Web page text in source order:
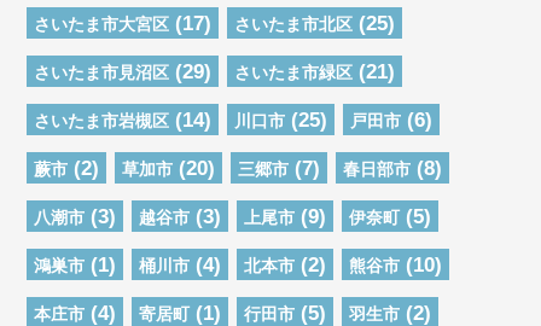
さいたま市大宮区 (17) さいたま市北区 (25)
さいたま市見沼区 (29) さいたま市緑区 (21)
さいたま市岩槻区 (14) 川口市 (25) 戸田市 (6)
蕨市 (2) 草加市 (20) 三郷市 (7) 春日部市 (8)
八潮市 (3) 越谷市 (3) 上尾市 (9) 伊奈町 (5)
鴻巣市 (1) 桶川市 (4) 北本市 (2) 熊谷市 (10)
本庄市 (4) 寄居町 (1) 行田市 (5) 羽生市 (2)